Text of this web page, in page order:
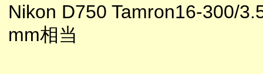
Nikon D750 Tamron16-300/
mm相当